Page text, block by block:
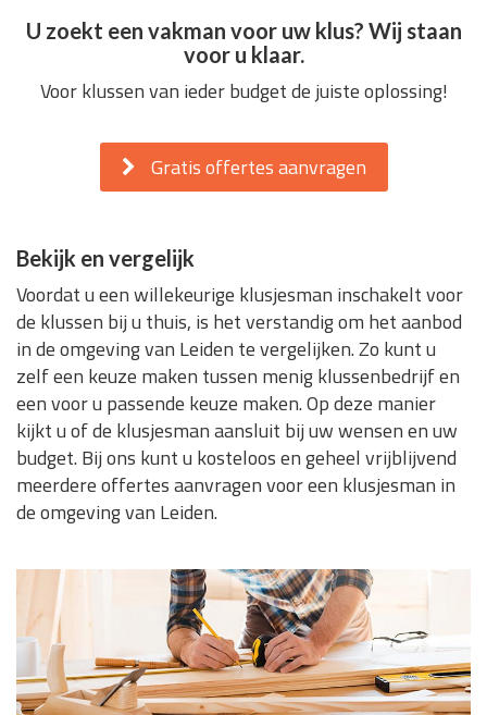
U zoekt een vakman voor uw klus? Wij staan
voor u klaar.
Voor klussen van ieder budget de juiste oplossing!
Gratis offertes aanvragen
Bekijk en vergelijk
Voordat u een willekeurige klusjesman inschakelt voor
de klussen bij u thuis, is het verstandig om het aanbod
in de omgeving van Leiden te vergelijken. Zo kunt u
zelf een keuze maken tussen menig klussenbedrijf en
een voor u passende keuze maken. Op deze manier
kijkt u of de klusjesman aansluit bij uw wensen en uw
budget. Bij ons kunt u kosteloos en geheel vrijblijvend
meerdere offertes aanvragen voor een klusjesman in
de omgeving van Leiden.